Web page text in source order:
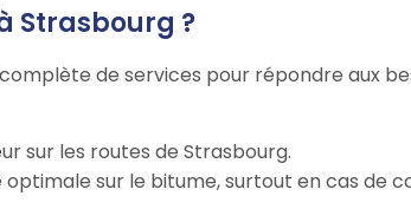
Strasbourg ?
de services pour répondre aux
sur les routes de Strasbourg.
sur le bitume, surtout en cas de